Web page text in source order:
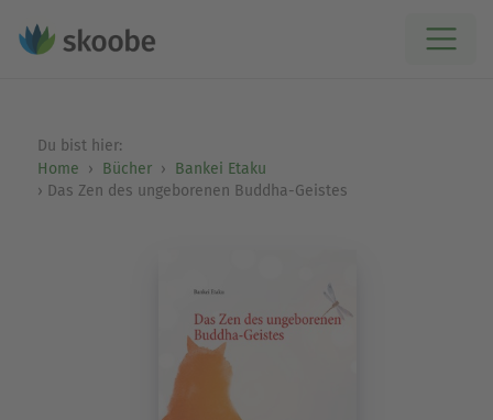
Du bist hier:
Home
Bücher
Bankei Etaku
Das Zen des ungeborenen Buddha-Geistes